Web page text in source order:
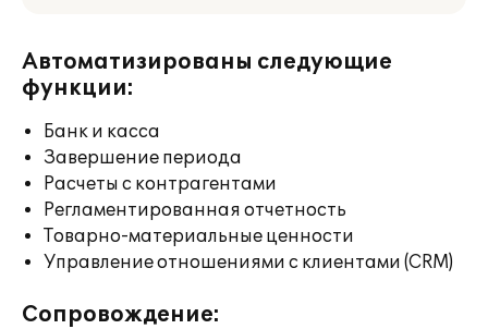
Автоматизированы следующие
функции:
Банк и касса
Завершение периода
Расчеты с контрагентами
Регламентированная отчетность
Товарно-материальные ценности
Управление отношениями с клиентами (CRM)
Сопровождение: